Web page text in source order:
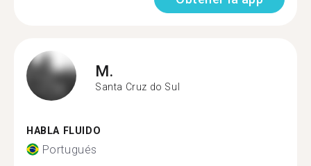
M.
Santa Cruz do Sul
HABLA FLUIDO
Portugués